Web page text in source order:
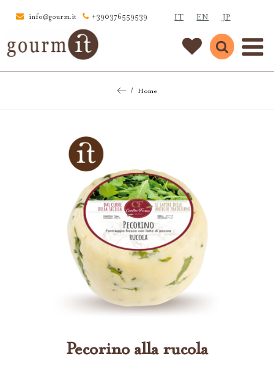
info@gourm.it +390376559539 IT EN JP
Home
Pecorino alla rucola